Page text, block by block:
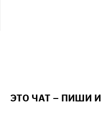
ЭТО ЧАТ – ПИШИ И